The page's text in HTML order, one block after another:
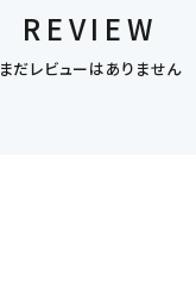
REVIEW
まだレビューはありません